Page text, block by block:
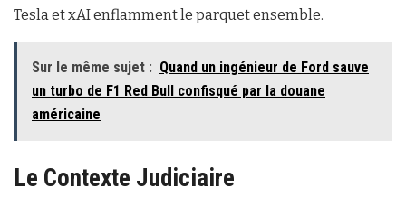
Tesla et xAI enflamment le parquet ensemble.
Sur le même sujet : Quand un ingénieur de Ford sauve
un turbo de F1 Red Bull confisqué par la douane
américaine
Le Contexte Judiciaire